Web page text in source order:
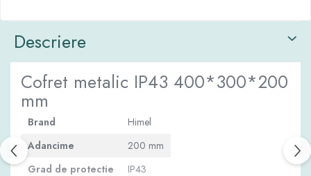
Descriere
Cofret metalic IP43 400*300*200
mm
Brand
Himel
Adancime
200 mm
Grad de protectie
IP43